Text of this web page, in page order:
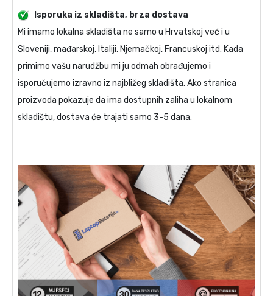
Isporuka iz skladišta, brza dostava
Mi imamo lokalna skladišta ne samo u Hrvatskoj već i u
Sloveniji, mađarskoj, Italiji, Njemačkoj, Francuskoj itd. Kada
primimo vašu narudžbu mi ju odmah obrađujemo i
isporučujemo izravno iz najbližeg skladišta. Ako stranica
proizvoda pokazuje da ima dostupnih zaliha u lokalnom
skladištu, dostava će trajati samo 3-5 dana.